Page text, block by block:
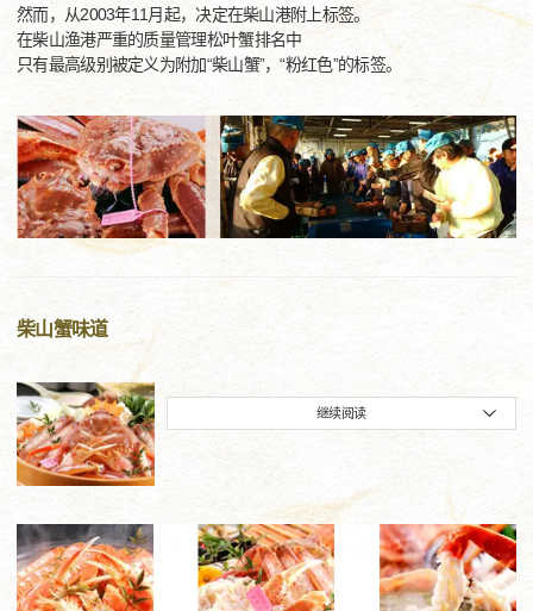
然而，从2003年11月起，决定在柴山港附上标签。
在柴山渔港严重的质量管理松叶蟹排名中
只有最高级别被定义为附加“柴山蟹”，“粉红色”的标签。
柴山蟹味道
继续阅读